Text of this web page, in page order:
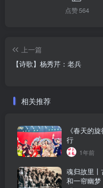
点赞564
上一篇
【诗歌】杨秀芹：老兵
相关推荐
《春天的
行
1年前
魂归故里
和一帘幽梦